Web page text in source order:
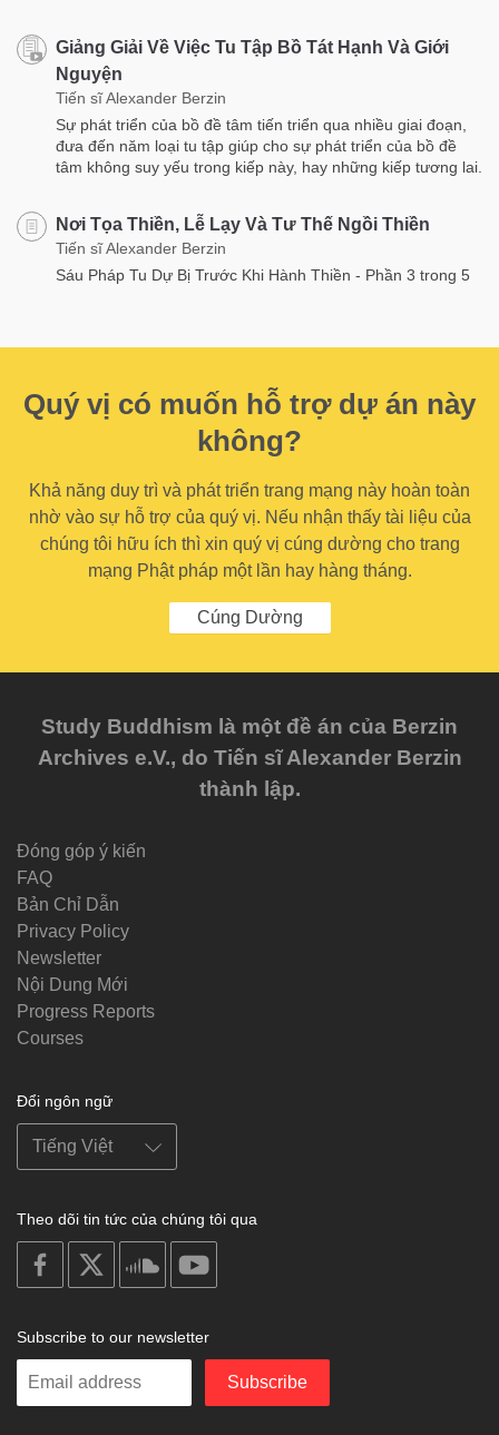
Giảng Giải Về Việc Tu Tập Bồ Tát Hạnh Và Giới
Nguyện
Tiến sĩ Alexander Berzin
Sự phát triển của bồ đề tâm tiến triển qua nhiều giai đoạn,
đưa đến năm loại tu tập giúp cho sự phát triển của bồ đề
tâm không suy yếu trong kiếp này, hay những kiếp tương lai.
Nơi Tọa Thiền, Lễ Lạy Và Tư Thế Ngồi Thiền
Tiến sĩ Alexander Berzin
Sáu Pháp Tu Dự Bị Trước Khi Hành Thiền - Phần 3 trong 5
Quý vị có muốn hỗ trợ dự án này
không?
Khả năng duy trì và phát triển trang mạng này hoàn toàn
nhờ vào sự hỗ trợ của quý vị. Nếu nhận thấy tài liệu của
chúng tôi hữu ích thì xin quý vị cúng dường cho trang
mạng Phật pháp một lần hay hàng tháng.
Cúng Dường
Study Buddhism là một đề án của Berzin
Archives e.V., do Tiến sĩ Alexander Berzin
thành lập.
Đóng góp ý kiến
FAQ
Bản Chỉ Dẫn
Privacy Policy
Newsletter
Nội Dung Mới
Progress Reports
Courses
Đổi ngôn ngữ
Theo dõi tin tức của chúng tôi qua
on
facebook
soundcloud
Subscribe to our newsletter
Enter
Subscribe